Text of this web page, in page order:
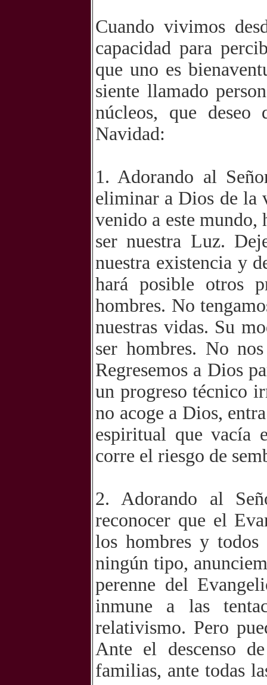
Cuando vivimos
capacidad para
que uno es
siente llamado
núcleos, que
Navidad:
1. Adorando al
eliminar a Dios de la
venido a este mundo,
ser nuestra Luz.
nuestra existencia y
hará posible otros
hombres. No
nuestras vidas. Su
ser hombres. No
Regresemos a Dios
un progreso técnico
no acoge a Dios,
espiritual que vacía
corre el riesgo de
2. Adorando al
reconocer que el
los hombres y todos
ningún tipo,
perenne del
inmune a las
relativismo. Pero
Ante el descenso
familias, ante todas